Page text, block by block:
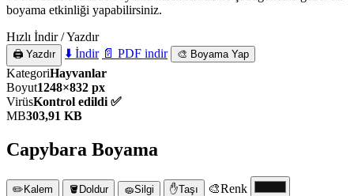
boyama etkinliği yapabilirsiniz.
Hızlı İndir / Yazdır
🖨️ Yazdır ⬇️ İndir 📄 PDF indir 🎨 Boyama Yap
KategoriHayvanlar
Boyut1248×832 px
VirüsKontrol edildi ✅
MB303,91 KB
Capybara Boyama
✏️Kalem 🪣 Doldur 🧽Silgi ✋Taşı 🎨Renk